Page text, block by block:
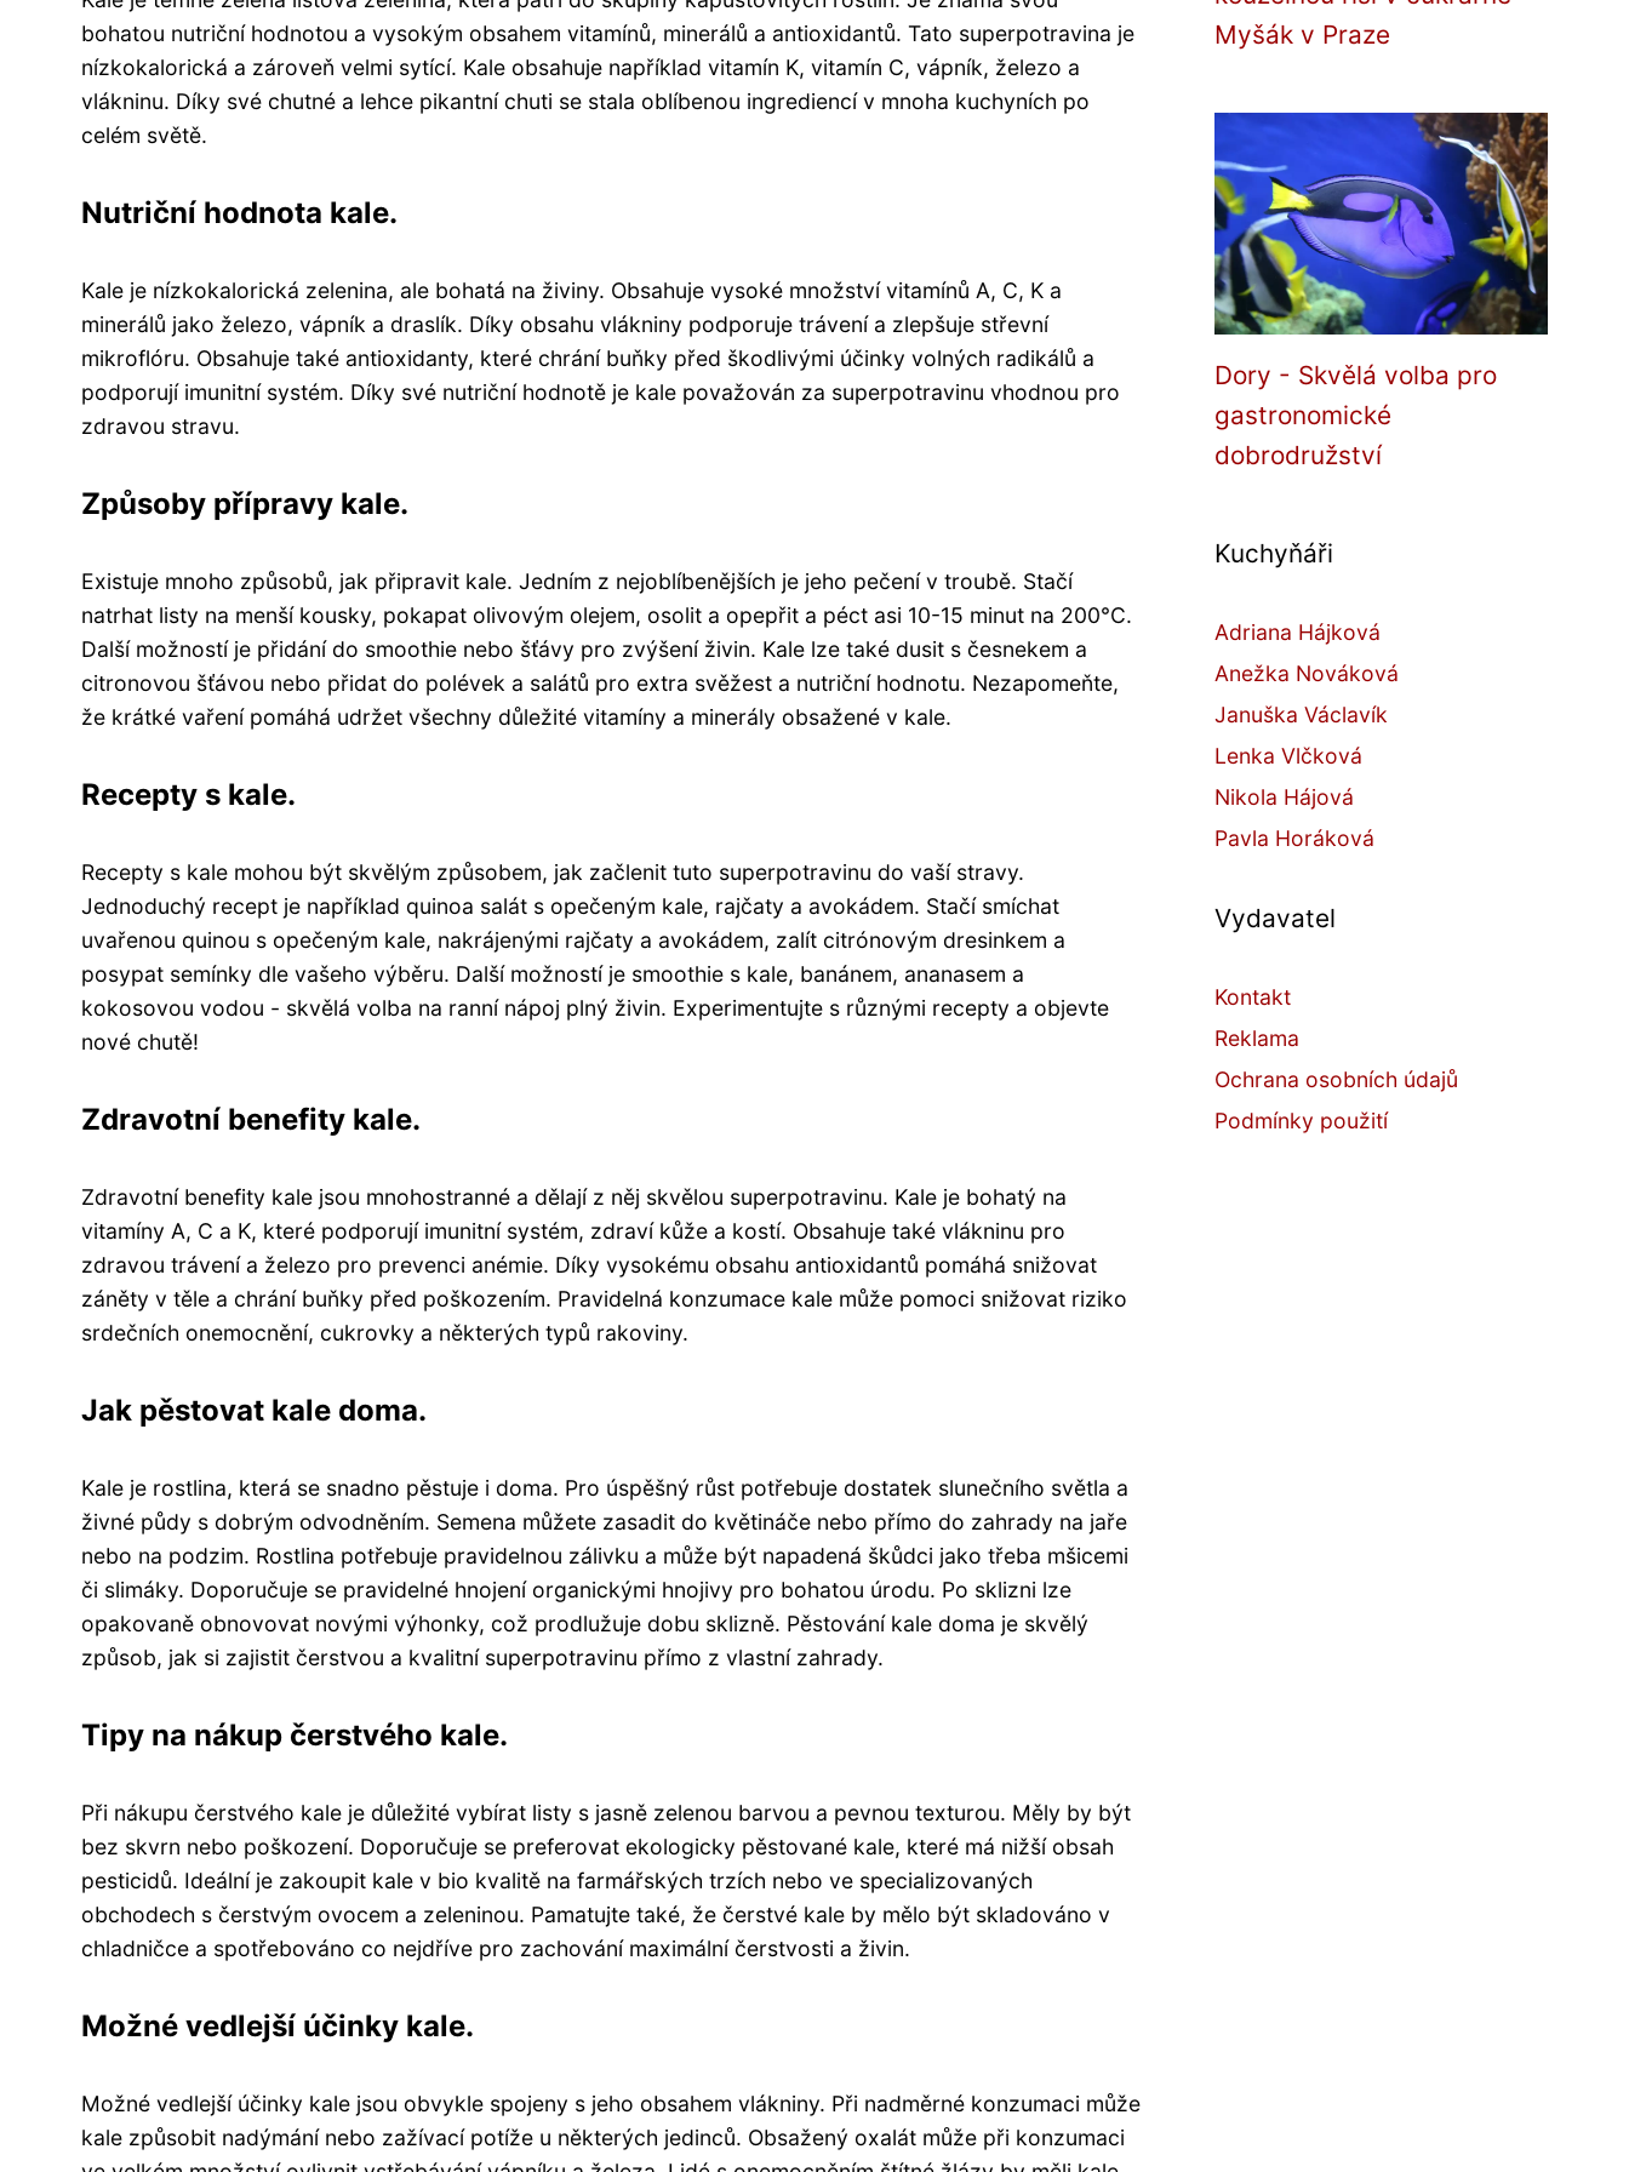
bohatou nutriční hodnotou a vysokým obsahem vitamínů, minerálů a antioxidantů. Tato superpotravina je
nízkokalorická a zároveň velmi sytící. Kale obsahuje například vitamín K, vitamín C, vápník, železo a
vlákninu. Díky své chutné a lehce pikantní chuti se stala oblíbenou ingrediencí v mnoha kuchyních po
celém světě.
Nutriční hodnota kale.
Kale je nízkokalorická zelenina, ale bohatá na živiny. Obsahuje vysoké množství vitamínů A, C, K a
minerálů jako železo, vápník a draslík. Díky obsahu vlákniny podporuje trávení a zlepšuje střevní
mikroflóru. Obsahuje také antioxidanty, které chrání buňky před škodlivými účinky volných radikálů a
podporují imunitní systém. Díky své nutriční hodnotě je kale považován za superpotravinu vhodnou pro
zdravou stravu.
Způsoby přípravy kale.
Existuje mnoho způsobů, jak připravit kale. Jedním z nejoblíbenějších je jeho pečení v troubě. Stačí
natrhat listy na menší kousky, pokapat olivovým olejem, osolit a opepřit a péct asi 10-15 minut na 200°C.
Další možností je přidání do smoothie nebo šťávy pro zvýšení živin. Kale lze také dusit s česnekem a
citronovou šťávou nebo přidat do polévek a salátů pro extra svěžest a nutriční hodnotu. Nezapomeňte,
že krátké vaření pomáhá udržet všechny důležité vitamíny a minerály obsažené v kale.
Recepty s kale.
Recepty s kale mohou být skvělým způsobem, jak začlenit tuto superpotravinu do vaší stravy.
Jednoduchý recept je například quinoa salát s opečeným kale, rajčaty a avokádem. Stačí smíchat
uvařenou quinou s opečeným kale, nakrájenými rajčaty a avokádem, zalít citrónovým dresinkem a
posypat semínky dle vašeho výběru. Další možností je smoothie s kale, banánem, ananasem a
kokosovou vodou - skvělá volba na ranní nápoj plný živin. Experimentujte s různými recepty a objevte
nové chutě!
Zdravotní benefity kale.
Zdravotní benefity kale jsou mnohostranné a dělají z něj skvělou superpotravinu. Kale je bohatý na
vitamíny A, C a K, které podporují imunitní systém, zdraví kůže a kostí. Obsahuje také vlákninu pro
zdravou trávení a železo pro prevenci anémie. Díky vysokému obsahu antioxidantů pomáhá snižovat
záněty v těle a chrání buňky před poškozením. Pravidelná konzumace kale může pomoci snižovat riziko
srdečních onemocnění, cukrovky a některých typů rakoviny.
Jak pěstovat kale doma.
Kale je rostlina, která se snadno pěstuje i doma. Pro úspěšný růst potřebuje dostatek slunečního světla a
živné půdy s dobrým odvodněním. Semena můžete zasadit do květináče nebo přímo do zahrady na jaře
nebo na podzim. Rostlina potřebuje pravidelnou zálivku a může být napadená škůdci jako třeba mšicemi
či slimáky. Doporučuje se pravidelné hnojení organickými hnojivy pro bohatou úrodu. Po sklizni lze
opakovaně obnovovat novými výhonky, což prodlužuje dobu sklizně. Pěstování kale doma je skvělý
způsob, jak si zajistit čerstvou a kvalitní superpotravinu přímo z vlastní zahrady.
Tipy na nákup čerstvého kale.
Při nákupu čerstvého kale je důležité vybírat listy s jasně zelenou barvou a pevnou texturou. Měly by být
bez skvrn nebo poškození. Doporučuje se preferovat ekologicky pěstované kale, které má nižší obsah
pesticidů. Ideální je zakoupit kale v bio kvalitě na farmářských trzích nebo ve specializovaných
obchodech s čerstvým ovocem a zeleninou. Pamatujte také, že čerstvé kale by mělo být skladováno v
chladničce a spotřebováno co nejdříve pro zachování maximální čerstvosti a živin.
Možné vedlejší účinky kale.
Možné vedlejší účinky kale jsou obvykle spojeny s jeho obsahem vlákniny. Při nadměrné konzumaci může
kale způsobit nadýmání nebo zažívací potíže u některých jedinců. Obsažený oxalát může při konzumaci
Myšák v Praze
Dory - Skvělá volba pro
gastronomické
dobrodružství
Kuchyňáři
Adriana Hájková
Anežka Nováková
Januška Václavík
Lenka Vlčková
Nikola Hájová
Pavla Horáková
Vydavatel
Kontakt
Reklama
Ochrana osobních údajů
Podmínky použití